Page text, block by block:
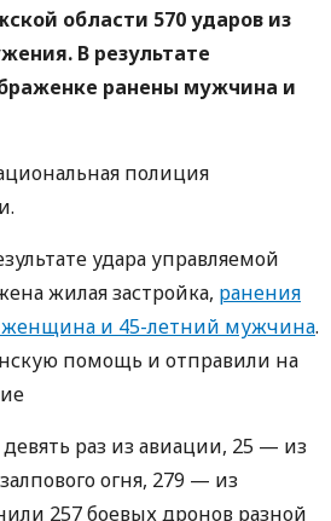
области 570 ударов из
В результате
ранены мужчина и
полиция
удара управляемой
жилая застройка, ранения
женщина и 45-летний мужчина.
помощь и отправили на
раз из авиации, 25 — из
огня, 279 — из
257 боевых дронов разной